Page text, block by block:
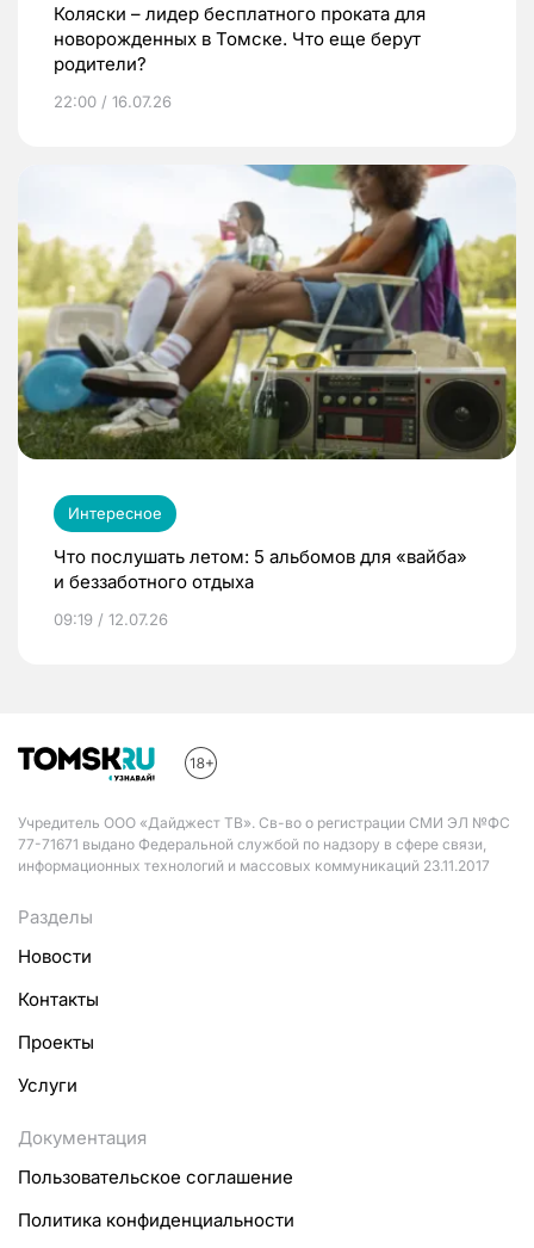
Коляски – лидер бесплатного проката для
новорожденных в Томске. Что еще берут
родители?
22:00 / 16.07.26
Интересное
Что послушать летом: 5 альбомов для «вайба»
и беззаботного отдыха
09:19 / 12.07.26
Учредитель ООО «Дайджест ТВ». Св-во о регистрации СМИ ЭЛ №ФС
77-71671 выдано Федеральной службой по надзору в сфере связи,
информационных технологий и массовых коммуникаций 23.11.2017
Разделы
Новости
Контакты
Проекты
Услуги
Документация
Пользовательское соглашение
Политика конфиденциальности